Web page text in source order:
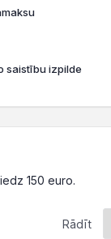
saistību izpilde
150 euro.
Rādīt